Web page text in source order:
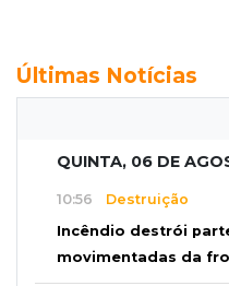
Últimas Notícias
QUINTA, 06 DE
10:56 Destruição
Incêndio destrói
movimentadas da